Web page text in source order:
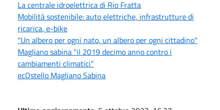
La centrale idroelettrica di Rio Fratta
Mobilità sostenibile: auto elettriche, infrastrutture di
ricarica, e-bike
"Un albero per ogni nato, un albero per ogni cittadino"
Magliano sabina "il 2019 decimo anno contro i
cambiamenti climatici"
ecOstello Magliano Sabina